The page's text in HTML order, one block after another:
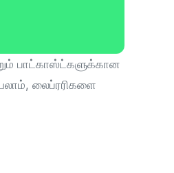
பாட்காஸ்ட்களுக்கான
லைப்ரரிகளை